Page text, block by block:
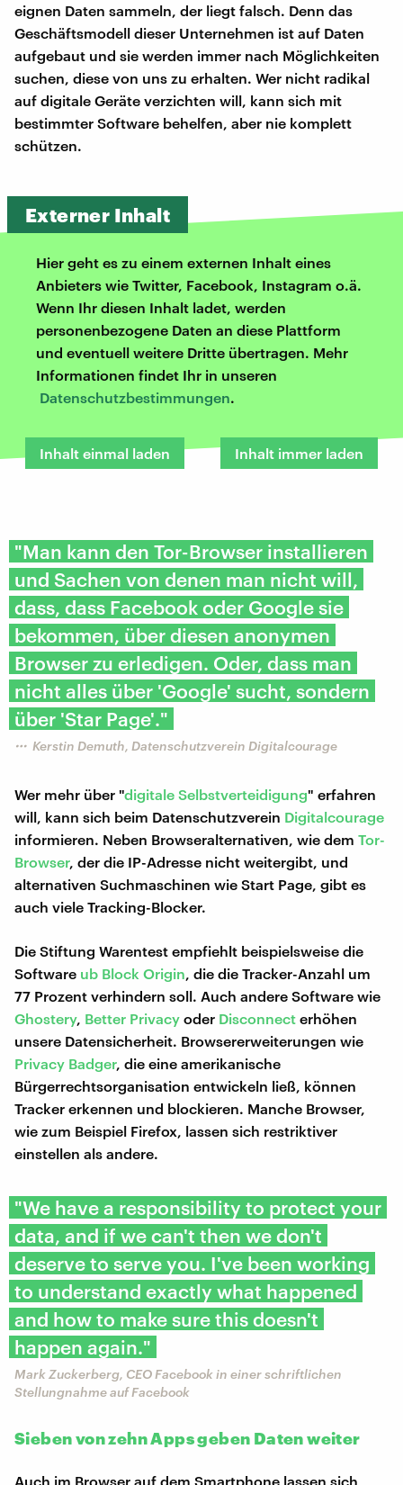
eignen Daten sammeln, der liegt falsch. Denn das
Geschäftsmodell dieser Unternehmen ist auf Daten
aufgebaut und sie werden immer nach Möglichkeiten
suchen, diese von uns zu erhalten. Wer nicht radikal
auf digitale Geräte verzichten will, kann sich mit
bestimmter Software behelfen, aber nie komplett
schützen.
Externer Inhalt
Hier geht es zu einem externen Inhalt eines
Anbieters wie Twitter, Facebook, Instagram o.ä.
Wenn Ihr diesen Inhalt ladet, werden
personenbezogene Daten an diese Plattform
und eventuell weitere Dritte übertragen. Mehr
Informationen findet Ihr in unseren
Datenschutzbestimmungen.
Inhalt einmal laden Inhalt immer laden
"Man kann den Tor-Browser installieren
und Sachen von denen man nicht will,
dass, dass Facebook oder Google sie
bekommen, über diesen anonymen
Browser zu erledigen. Oder, dass man
nicht alles über 'Google' sucht, sondern
über 'Star Page'."
Kerstin Demuth, Datenschutzverein Digitalcourage
Wer mehr über "digitale Selbstverteidigung" erfahren
will, kann sich beim Datenschutzverein Digitalcourage
informieren. Neben Browseralternativen, wie dem Tor-
Browser, der die IP-Adresse nicht weitergibt, und
alternativen Suchmaschinen wie Start Page, gibt es
auch viele Tracking-Blocker.
Die Stiftung Warentest empfiehlt beispielsweise die
Software ub Block Origin , die die Tracker-Anzahl um
77 Prozent verhindern soll. Auch andere Software wie
Ghostery, Better Privacy oder Disconnect erhöhen
unsere Datensicherheit. Browsererweiterungen wie
Privacy Badger, die eine amerikanische
Bürgerrechtsorganisation entwickeln ließ, können
Tracker erkennen und blockieren. Manche Browser,
wie zum Beispiel Firefox, lassen sich restriktiver
einstellen als andere.
"We have a responsibility to protect your
data, and if we can't then we don't
deserve to serve you. I've been working
to understand exactly what happened
and how to make sure this doesn't
happen again."
Mark Zuckerberg, CEO Facebook in einer schriftlichen
Stellungnahme auf Facebook
Sieben von zehn Apps geben Daten weiter
Auch im Browser auf dem Smartphone lassen sich